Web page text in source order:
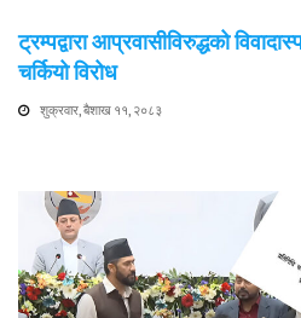
ट्रम्पद्वारा आप्रवासीविरुद्धको
चर्कियो विरोध
शुक्रवार, बैशाख ११, २०८३